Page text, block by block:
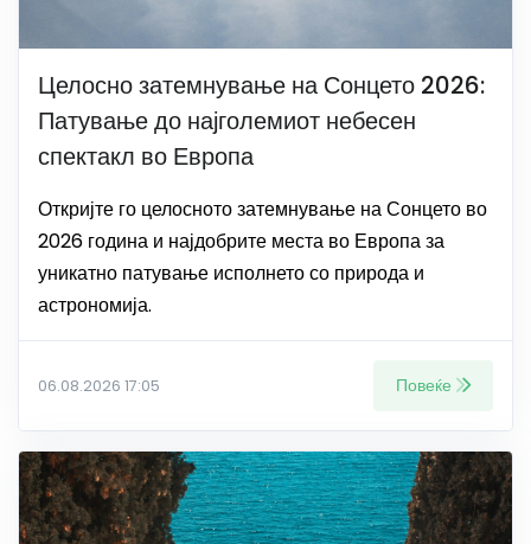
Целосно затемнување на Сонцето 2026:
Патување до најголемиот небесен
спектакл во Европа
Откријте го целосното затемнување на Сонцето во
2026 година и најдобрите места во Европа за
уникатно патување исполнето со природа и
астрономија.
06.08.2026 17:05 Повеќе